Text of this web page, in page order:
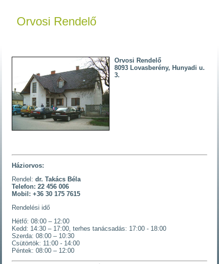
Orvosi Rendelő
Orvosi Rendelő
8093 Lovasberény, Hunyadi u.
3.
Háziorvos:
Rendel:dr. Takács Béla
Telefon: 22 456 006
Mobil: +36 30 175 7615
Rendelési idő
Hétfő: 08:00 – 12:00
Kedd: 14:30 – 17:00, terhes tanácsadás: 17:00 - 18:00
Szerda: 08:00 – 10:30
Csütörtök: 11:00 - 14:00
Péntek: 08:00 – 12:00